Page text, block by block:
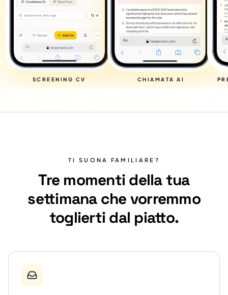
SCREENING CV CHIAMATA AI
TI SUONA FAMILIARE?
Tre momenti della tua
settimana che vorremmo
toglierti dal piatto.